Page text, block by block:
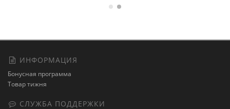
ИНФОРМАЦИЯ
Бонусная программа
Товар тижня
СЛУЖБА ПОДДЕРЖКИ